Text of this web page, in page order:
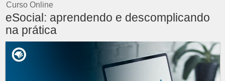
Curso Online
eSocial: aprendendo e descomplicando
na prática